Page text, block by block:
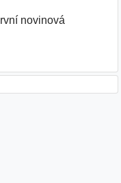
novinová